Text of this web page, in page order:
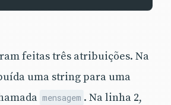
feitas três atribuições. Na
uma string para uma
mensagem . Na linha 2,